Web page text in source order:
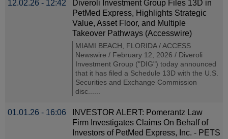
12.02.26 - 12:42
Diveroli Investment Group Files 13D in
PetMed Express, Highlights Strategic
Value, Asset Floor, and Multiple
Takeover Pathways (Accesswire)
MIAMI BEACH, FLORIDA / ACCESS
Newswire / February 12, 2026 / Diveroli
Investment Group ("DIG") today announced
that it has filed a Schedule 13D with the U.S.
Securities and Exchange Commission
disc......
01.01.26 - 16:06
INVESTOR ALERT: Pomerantz Law
Firm Investigates Claims On Behalf of
Investors of PetMed Express, Inc. - PETS